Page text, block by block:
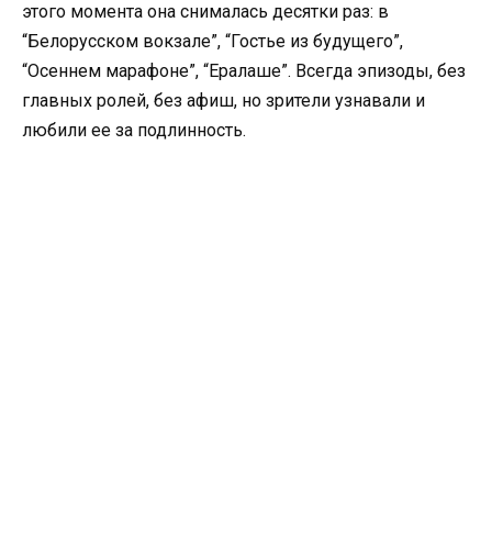
этого момента она снималась десятки раз: в
“Белорусском вокзале”, “Гостье из будущего”,
“Осеннем марафоне”, “Ералаше”. Всегда эпизоды, без
главных ролей, без афиш, но зрители узнавали и
любили ее за подлинность.